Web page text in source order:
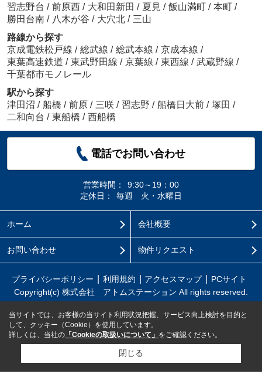
習志野台 / 前原西 / 大和田新田 / 夏見 / 飯山満町 / 本町 /
勝田台南 / 八木が谷 / 大穴北 / 三山
路線から探す
京成電鉄松戸線 / 総武線 / 総武本線 / 京成本線 /
東葉高速鉄道 / 東武野田線 / 京葉線 / 東西線 / 武蔵野線 /
千葉都市モノレール
駅から探す
津田沼 / 船橋 / 前原 / 三咲 / 習志野 / 船橋日大前 / 塚田 /
二和向台 / 東船橋 / 西船橋
電話でお問い合わせ
営業時間：
9:30～19：00
定休日：
毎週 火・水曜日
ホーム 会社概要
お問い合わせ 物件リクエスト
プライバシーポリシー 利用規約 アクセスマップ
PCサイト
Copyright(c) 株式会社 アトムステーション All rights reserved.
当サイトでは、お客様の当サイト利用状況把握、サービス向上検討を目的と
して、クッキー（Cookie）を使用しています。
詳しくは、当社の 「Cookieの取扱いについて」 をご確認ください。
閉じる